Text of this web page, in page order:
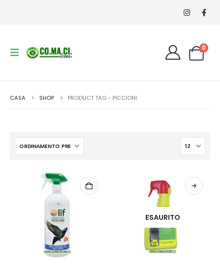
0
CASA SHOP PRODUCT TAG - PICCIONI
ESAURITO